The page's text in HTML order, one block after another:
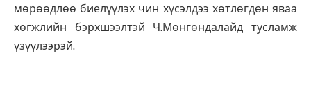
мөрөөдлөө биелүүлэх чин хүсэлдээ хөтлөгдөн яваа
хөгжлийн бэрхшээлтэй Ч.Мөнгөндалайд тусламж
үзүүлээрэй.